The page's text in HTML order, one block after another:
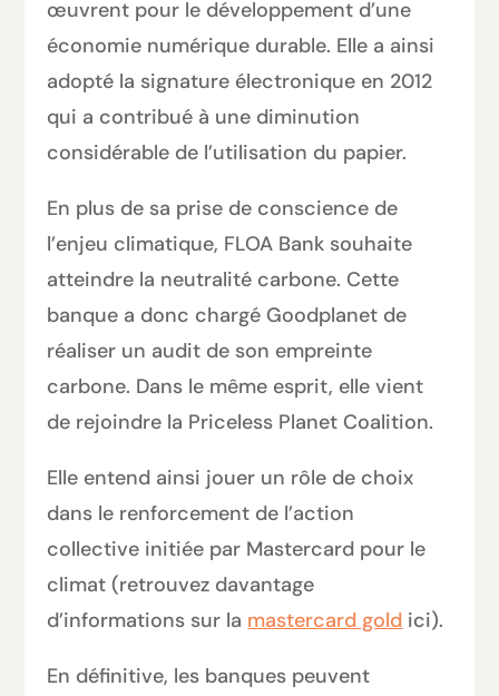
œuvrent pour le développement d’une
économie numérique durable. Elle a ainsi
adopté la signature électronique en 2012
qui a contribué à une diminution
considérable de l’utilisation du papier.
En plus de sa prise de conscience de
l’enjeu climatique, FLOA Bank souhaite
atteindre la neutralité carbone. Cette
banque a donc chargé Goodplanet de
réaliser un audit de son empreinte
carbone. Dans le même esprit, elle vient
de rejoindre la Priceless Planet Coalition.
Elle entend ainsi jouer un rôle de choix
dans le renforcement de l’action
collective initiée par Mastercard pour le
climat (retrouvez davantage
d’informations sur la mastercard gold ici).
En définitive, les banques peuvent